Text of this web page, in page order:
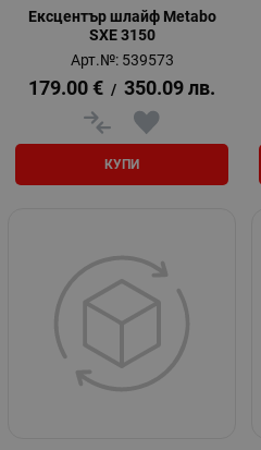
Ексцентър шлайф Metabo
SXE 3150
Арт.№: 539573
179.00 € / 350.09 лв.
КУПИ